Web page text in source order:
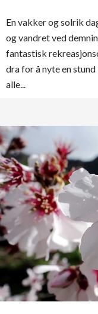
En vakker og solrik
og vandret ved
fantastisk
dra for å nyte en
alle...